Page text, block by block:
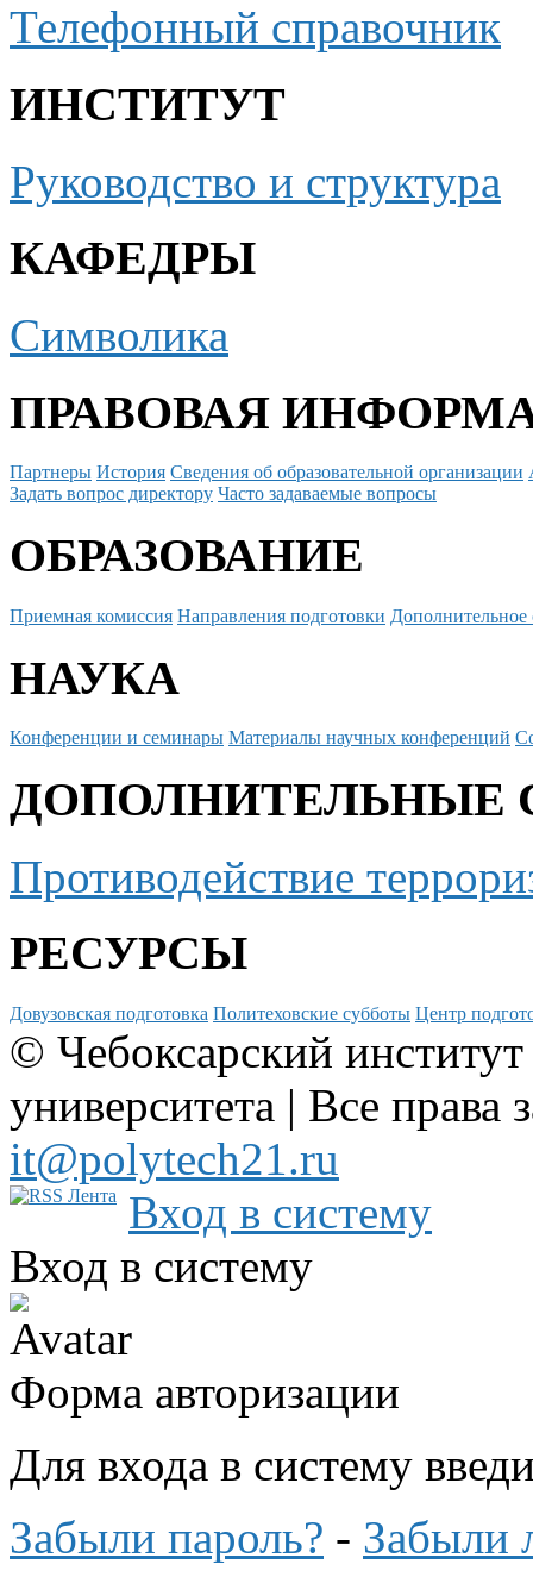
Телефонный справочник
ИНСТИТУТ
Руководство и структура
КАФЕДРЫ
Символика
ПРАВОВАЯ
Партнеры История Сведения об образовательной организации
Задать вопрос директору Часто задаваемые вопросы
ОБРАЗОВАНИЕ
Приемная комиссия Направления подготовки Дополнительное
НАУКА
Конференции и семинары Материалы научных конференций
ДОПОЛНИТЕЛЬНЫЕ
Противодействие
РЕСУРСЫ
Довузовская подготовка Политеховские субботы Центр
© Чебоксарский
университета | Все
it@polytech21.ru
Вход в систему
Вход в систему
Форма авторизации
Для входа в систему
Забыли пароль? - Забыли